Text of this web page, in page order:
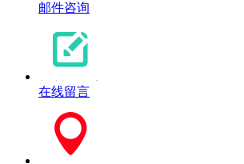
邮件咨询
在线留言